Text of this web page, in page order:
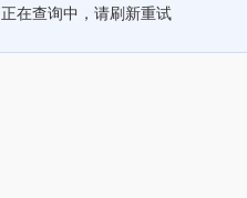
正在查询中，请刷新重试